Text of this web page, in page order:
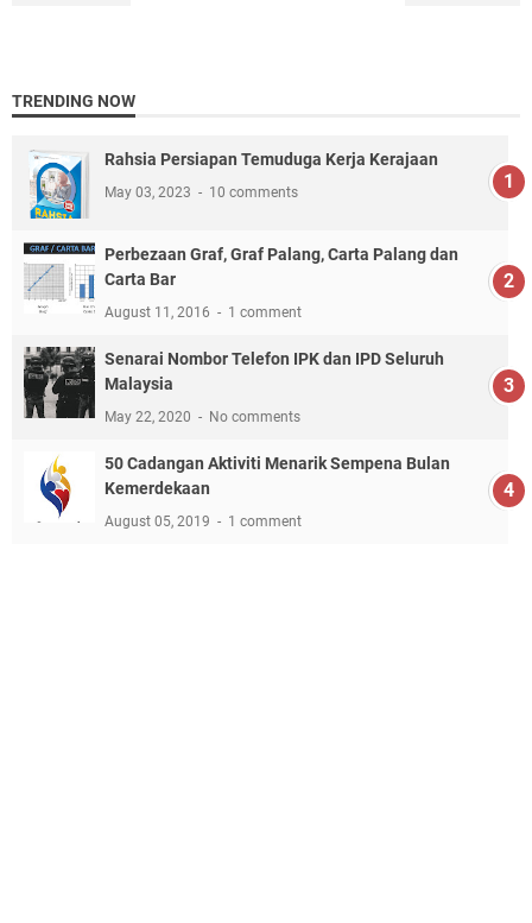
TRENDING NOW
Rahsia Persiapan Temuduga Kerja Kerajaan
May 03, 2023 10 comments
Perbezaan Graf, Graf Palang, Carta Palang dan
Carta Bar
August 11, 2016 1 comment
Senarai Nombor Telefon IPK dan IPD Seluruh
Malaysia
May 22, 2020 No comments
50 Cadangan Aktiviti Menarik Sempena Bulan
Kemerdekaan
August 05, 2019 1 comment